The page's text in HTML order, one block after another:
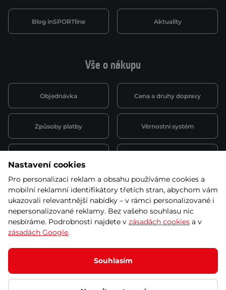
Vše o nákupu
Objednávka Cena a druhy dopravy
Způsoby platby Věrnostní systém
Půjčovna
obchodní podmínky
Kariéra
Blog inSPORTline Aktuality
© 2026 SEVEN SPORT s.r.o Všechna práva vyhrazena
Podle zákona o evidenci tržeb je prodávající povinen vystavit
kupujícímu účtenku.
Zároveň je povinen zaevidovat přijatou tržbu u správce daně online; v
případě technického výpadku pak nejpozději do 48 hodin.
Nastavení cookies
Pro personalizaci reklam a obsahu používáme cookies a
mobilní reklamní identifikátory třetích stran, abychom vám
ukazovali relevantnější nabídky – v rámci personalizované i
nepersonalizované reklamy. Bez vašeho souhlasu nic
nesbíráme. Podrobnosti najdete v zásadách cookies a v
zásadách Google.
Souhlasím